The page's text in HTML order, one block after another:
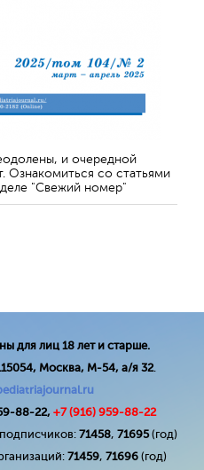
и очередной
Ознакомиться со статьями
"Свежий номер"
для лиц 18 лет и старше.
Москва, М-54, а/я 32.
88-22, +7 (916) 959-88-22
71458, 71695(год)
71459, 71696 (год)